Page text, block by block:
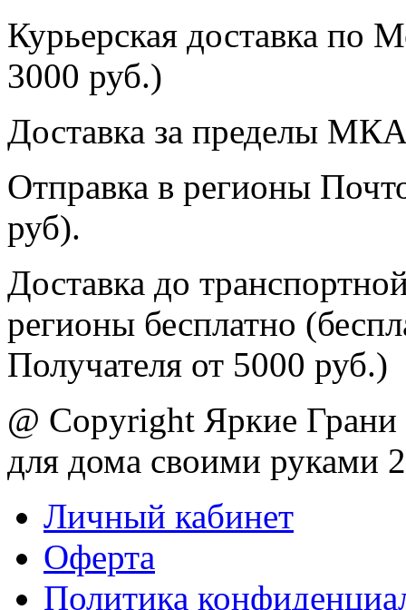
Курьерская доставка по
3000 руб.)
Доставка за пределы
Отправка в регионы
руб).
Доставка до
регионы бесплатно
Получателя от 5000 руб.)
@ Copyright Яркие Грани
для дома своими руками
Личный кабинет
Оферта
Политика